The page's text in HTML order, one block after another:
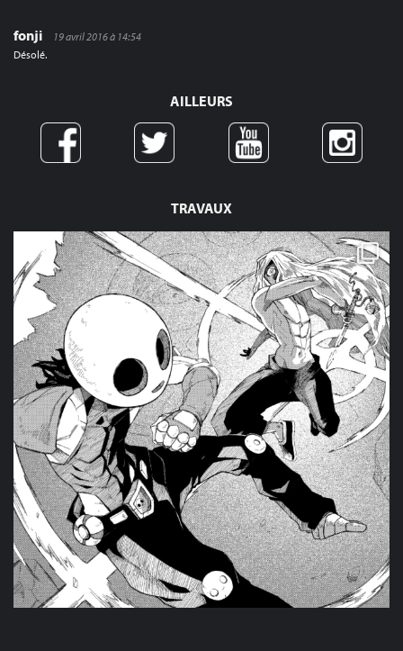
TRAVAUX
fonji
19 avril 2016 à 14:54
Désolé.
AILLEURS